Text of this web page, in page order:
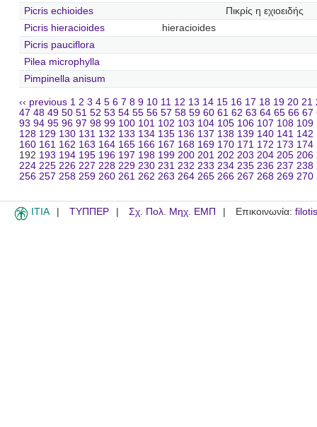
Picris echioides
Πικρίς η εχιοειδής
Picris hieracioides
hieracioides
Picris pauciflora
Pilea microphylla
Pimpinella anisum
‹‹ previous 1 2 3 4 5 6 7 8 9 10 11 12 13 14 15 16 17 18 19 20 21
47 48 49 50 51 52 53 54 55 56 57 58 59 60 61 62 63 64 65 66 67
93 94 95 96 97 98 99 100 101 102 103 104 105 106 107 108 109
128 129 130 131 132 133 134 135 136 137 138 139 140 141 142
160 161 162 163 164 165 166 167 168 169 170 171 172 173 174
192 193 194 195 196 197 198 199 200 201 202 203 204 205 206
224 225 226 227 228 229 230 231 232 233 234 235 236 237 238
256 257 258 259 260 261 262 263 264 265 266 267 268 269 270
ITIA ΤΥΠΠΕΡ Σχ. Πολ. Μηχ. ΕΜΠ Επικοινωνία: